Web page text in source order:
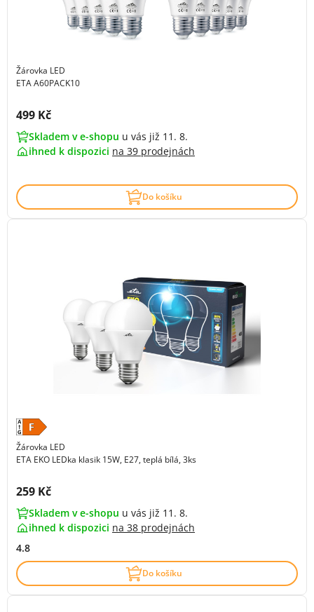
Žárovka LED
ETA A60PACK10
Cena s DPH:
499 Kč
Skladem v e-shopu u vás již 11. 8.
ihned k dispozici na 39 prodejnách
Do košíku
Žárovka LED
ETA EKO LEDka klasik 15W, E27, teplá bílá, 3ks
Cena s DPH:
259 Kč
Skladem v e-shopu u vás již 11. 8.
ihned k dispozici na 38 prodejnách
4.8
Do košíku